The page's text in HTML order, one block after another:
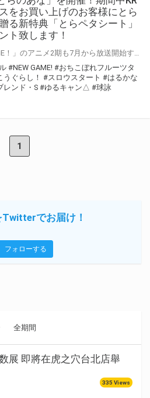
をお買い上げのお客様にとら
る新特典「とらペタシート」
ト致します！
#NEW GAME! #おちこぼれフルーツタ
うぐらし！ #スロウスタート #はるかな
レンド・S #ゆるキャン△ #球詠
1
でお届け！
フォローする
全期間
展 即將在虎之穴台北店舉
335 Views